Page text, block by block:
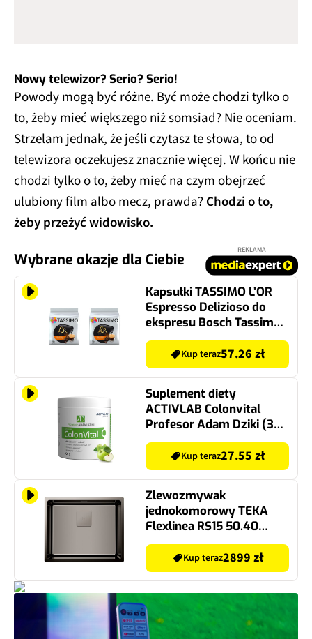
Nowy telewizor? Serio? Serio!
Powody mogą być różne. Być może chodzi tylko o
to, żeby mieć większego niż somsiad? Nie oceniam.
Strzelam jednak, że jeśli czytasz te słowa, to od
telewizora oczekujesz znacznie więcej. W końcu nie
chodzi tylko o to, żeby mieć na czym obejrzeć
ulubiony film albo mecz, prawda?Chodzi o to,
żeby przeżyć widowisko.
Wybrane okazje dla Ciebie
REKLAMA
Kapsułki TASSIMO L’OR
Espresso Delizioso do
ekspresu Bosch Tassimo
(32 szt.)
Kup teraz57.26 zł
Suplement diety
ACTIVLAB Colonvital
Profesor Adam Dziki (300
g)
Kup teraz27.55 zł
Zlewozmywak
jednokomorowy TEKA
Flexlinea RS15 50.40
115000024 Tytan 44x54
Kup teraz2899 zł